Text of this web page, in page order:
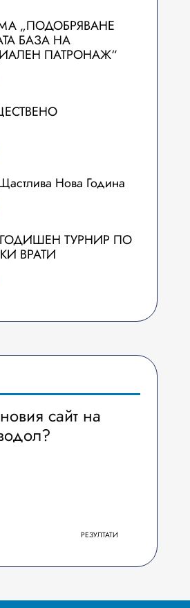
„ПОДОБРЯВАНЕ
БАЗА НА
ПАТРОНАЖ“
Нова Година
ТУРНИР ПО
ВРАТИ
сайт на
РЕЗУЛТАТИ